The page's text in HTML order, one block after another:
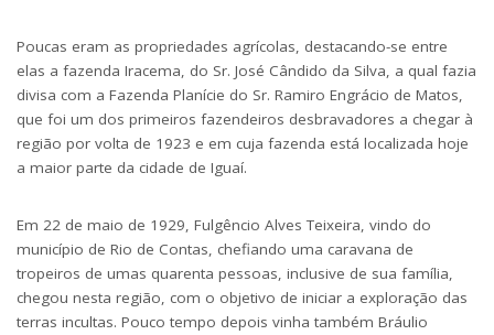
Poucas eram as propriedades agrícolas, destacando-se entre
elas a fazenda Iracema, do Sr. José Cândido da Silva, a qual fazia
divisa com a Fazenda Planície do Sr. Ramiro Engrácio de Matos,
que foi um dos primeiros fazendeiros desbravadores a chegar à
região por volta de 1923 e em cuja fazenda está localizada hoje
a maior parte da cidade de Iguaí.
Em 22 de maio de 1929, Fulgêncio Alves Teixeira, vindo do
município de Rio de Contas, chefiando uma caravana de
tropeiros de umas quarenta pessoas, inclusive de sua família,
chegou nesta região, com o objetivo de iniciar a exploração das
terras incultas. Pouco tempo depois vinha também Bráulio